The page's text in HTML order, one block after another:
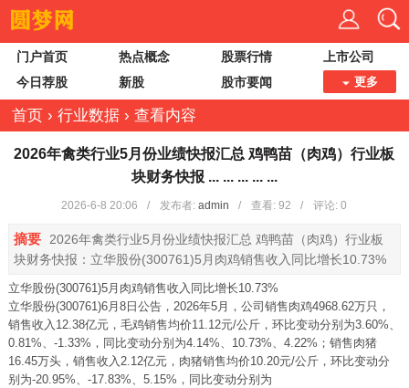
门户首页 热点概念 股票行情
上市公司
今日荐股
新股 股市要闻 更多
首页 › 行业数据 › 查看内容
2026年禽类行业5月份业绩快报汇总 鸡鸭苗（肉鸡）行业板
块财务快报 ... ... ... ... ...
2026-6-8 20:06 / 发布者:admin / 查看:92 / 评论: 0
摘要
2026年禽类行业5月份业绩快报汇总 鸡鸭苗（肉鸡）行业板
块财务快报：立华股份(300761)5月肉鸡销售收入同比增长10.73%
立华股份(300761)5月肉鸡销售收入同比增长10.73%
立华股份(300761)6月8日公告，2026年5月，公司销售肉鸡4968.62万只，
销售收入12.38亿元，毛鸡销售均价11.12元/公斤，环比变动分别为3.60%、
0.81%、-1.33%，同比变动分别为4.14%、10.73%、4.22%；销售肉猪
16.45万头，销售收入2.12亿元，肉猪销售均价10.20元/公斤，环比变动分
别为-20.95%、-17.83%、5.15%，同比变动分别为